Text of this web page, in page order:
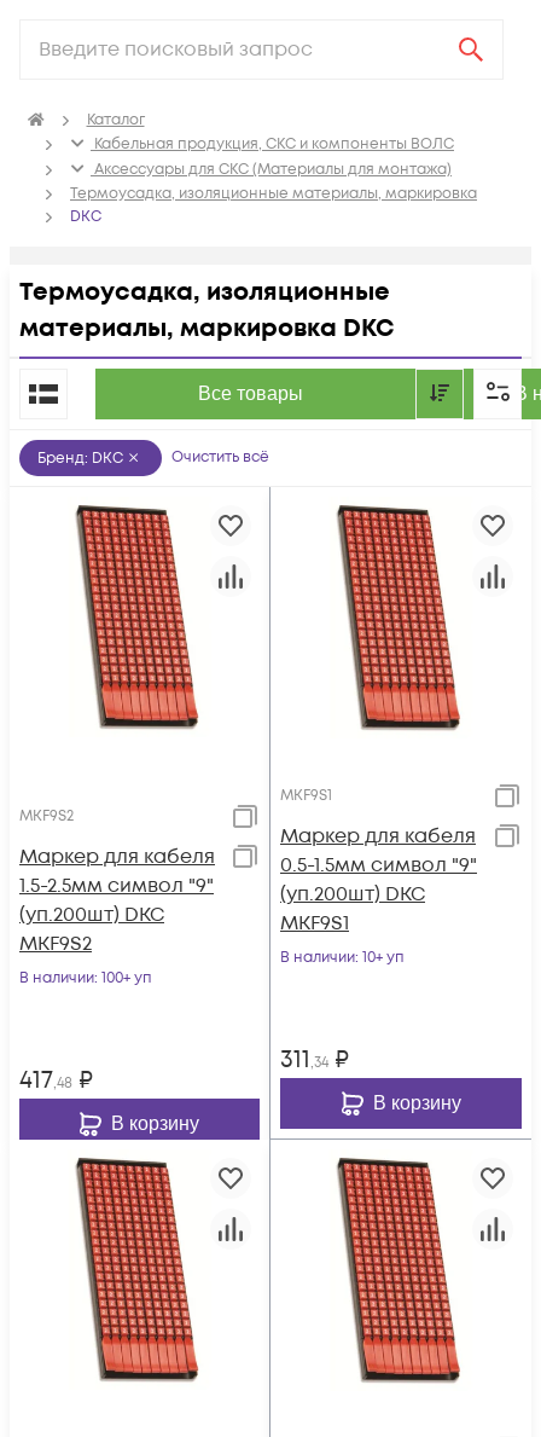
Каталог
Кабельная продукция, СКС и компоненты ВОЛС
Аксессуары для СКС (Материалы для монтажа)
Термоусадка, изоляционные материалы, маркировка
DKC
Термоусадка, изоляционные
материалы, маркировка DKC
Все товары В
По популярности
Бренд: DKC Очистить всё
MKF9S2
Маркер для кабеля
1.5-2.5мм символ "9"
(уп.200шт) DKC
MKF9S2
В наличии: 100+ уп
417,48 ₽
В корзину
MKF9S1
Маркер для кабеля
0.5-1.5мм символ "9"
(уп.200шт) DKC
MKF9S1
В наличии: 10+ уп
311,34 ₽
В корзину